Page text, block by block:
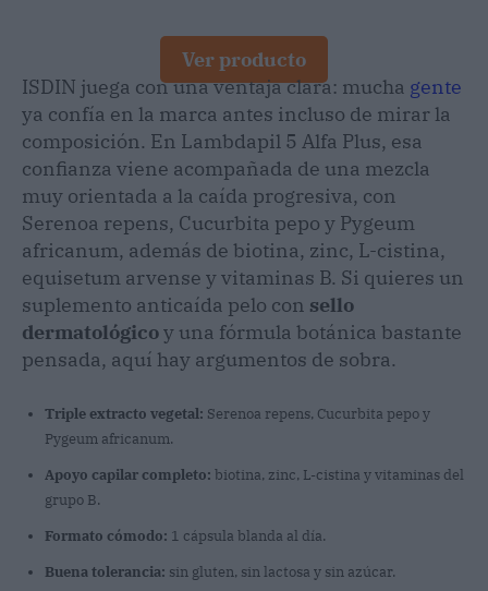
Ver producto
ISDIN juega con una ventaja clara: mucha gente
ya confía en la marca antes incluso de mirar la
composición. En Lambdapil 5 Alfa Plus, esa
confianza viene acompañada de una mezcla
muy orientada a la caída progresiva, con
Serenoa repens, Cucurbita pepo y Pygeum
africanum, además de biotina, zinc, L-cistina,
equisetum arvense y vitaminas B. Si quieres un
suplemento anticaída pelo con sello
dermatológicoy una fórmula botánica bastante
pensada, aquí hay argumentos de sobra.
Triple extracto vegetal: Serenoa repens, Cucurbita pepo y
Pygeum africanum.
Apoyo capilar completo: biotina, zinc, L-cistina y vitaminas del
grupo B.
Formato cómodo: 1 cápsula blanda al día.
Buena tolerancia: sin gluten, sin lactosa y sin azúcar.